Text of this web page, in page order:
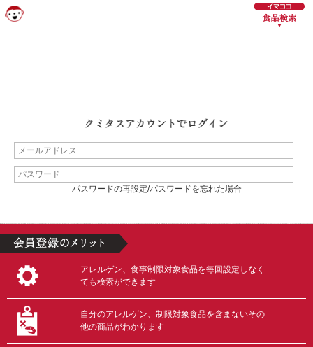
パスワードの再設定/パスワードを忘れた場合
アレルゲン、食事制限対象食品を毎回設定しなく
ても検索ができます
自分のアレルゲン、制限対象食品を含まないその
他の商品がわかります